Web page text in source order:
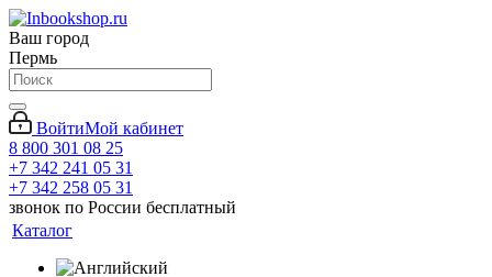
Ваш город
Пермь
ВойтиМой кабинет
8 800 301 08 25
+7 342 241 05 31
+7 342 258 05 31
звонок по России бесплатный
Каталог